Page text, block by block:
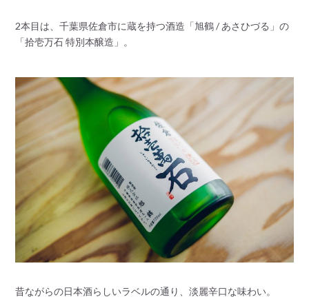
2本目は、千葉県佐倉市に蔵を持つ酒造「旭鶴 / あさひづる」の
「拾壱万石 特別本醸造」。
昔ながらの日本酒らしいラベルの通り、淡麗辛口な味わい。